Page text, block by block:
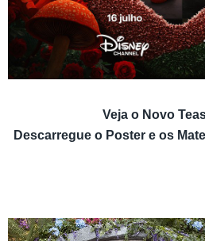
Veja o Novo
Descarregue o Poster e os